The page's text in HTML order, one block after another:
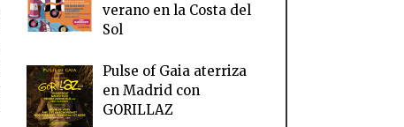
verano en la Costa del
Sol
Pulse of Gaia aterriza
en Madrid con
GORILLAZ